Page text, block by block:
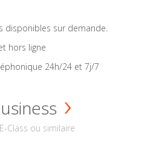
disponibles sur demande.
hors ligne
24h/24 et 7j/7
Class ou similaire